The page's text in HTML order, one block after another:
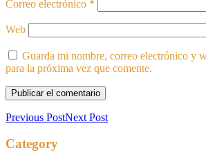
Correo electrónico *
Web
Guarda mi nombre, correo electrónico y
para la próxima vez que comente.
Previous PostNext Post
Category